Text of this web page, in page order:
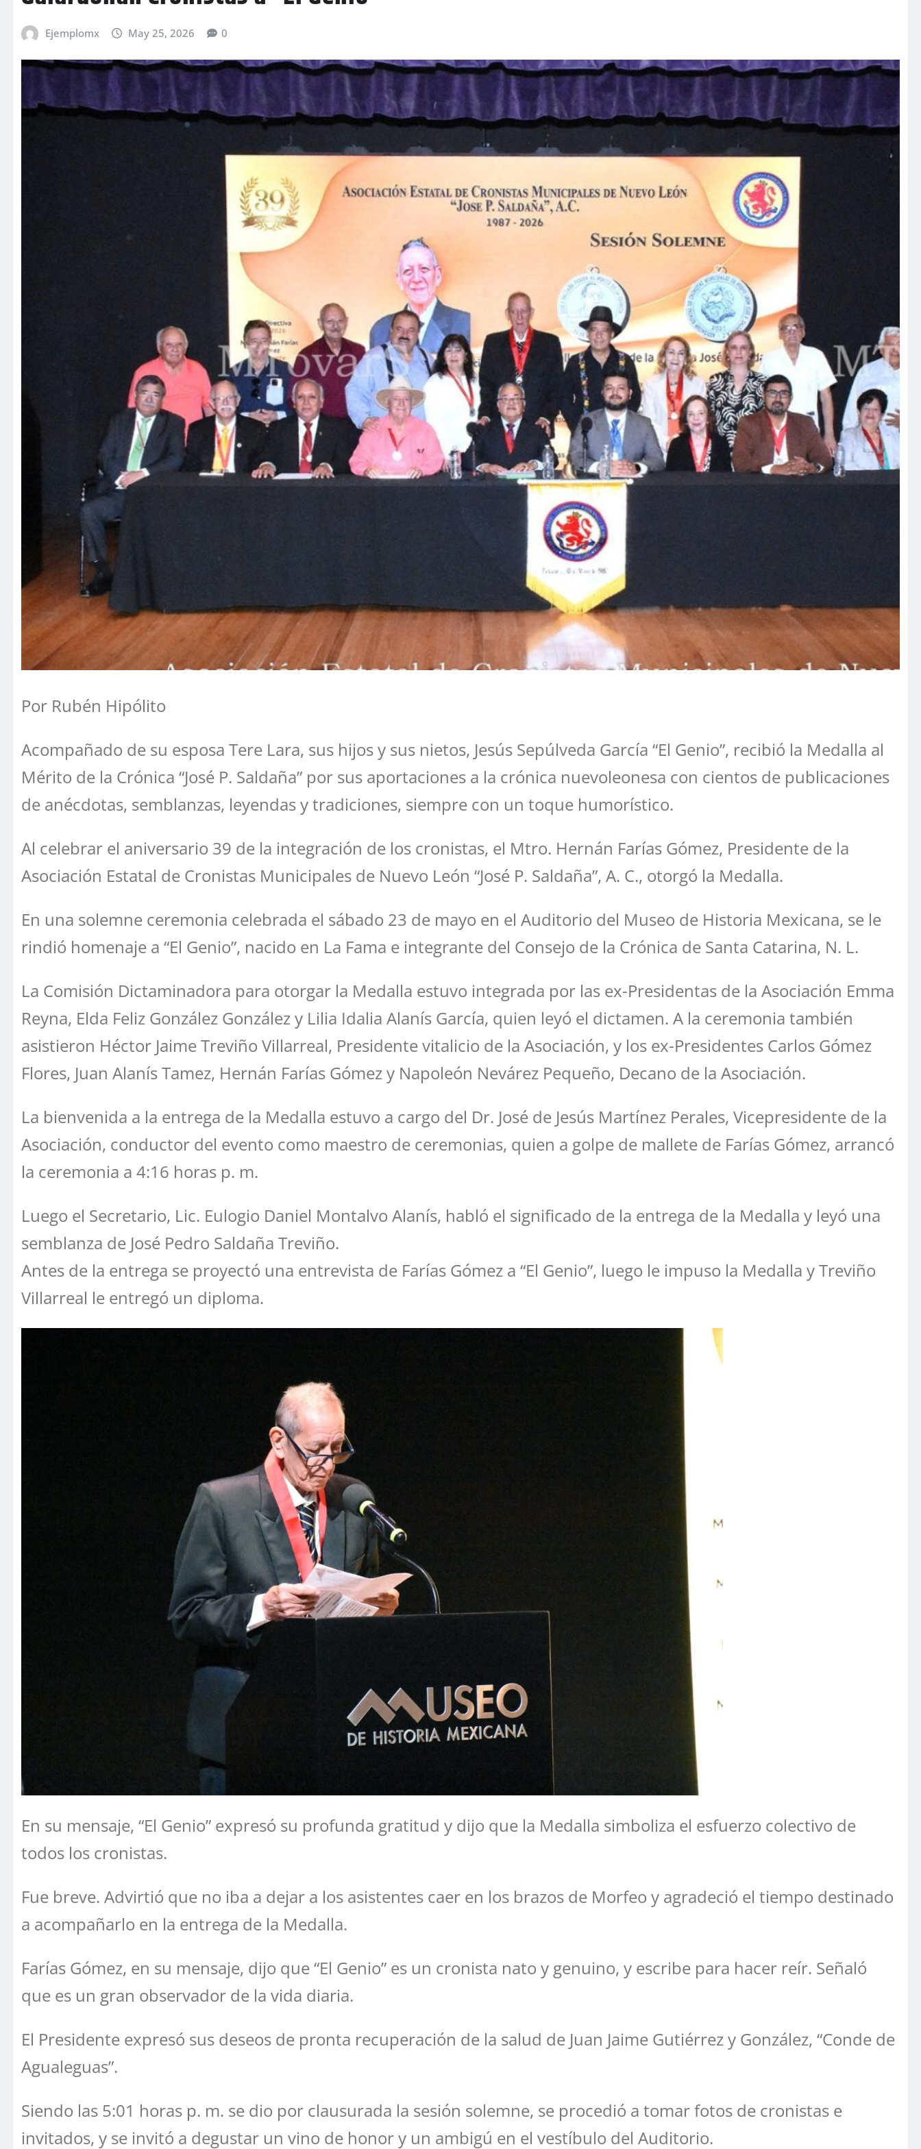
Ejemplomx May 25, 2026 0
Por Rubén Hipólito
Acompañado de su esposa Tere Lara, sus hijos y sus nietos, Jesús Sepúlveda García “El Genio”, recibió la Medalla al
Mérito de la Crónica “José P. Saldaña” por sus aportaciones a la crónica nuevoleonesa con cientos de publicaciones
de anécdotas, semblanzas, leyendas y tradiciones, siempre con un toque humorístico.
Al celebrar el aniversario 39 de la integración de los cronistas, el Mtro. Hernán Farías Gómez, Presidente de la
Asociación Estatal de Cronistas Municipales de Nuevo León “José P. Saldaña”, A. C., otorgó la Medalla.
En una solemne ceremonia celebrada el sábado 23 de mayo en el Auditorio del Museo de Historia Mexicana, se le
rindió homenaje a “El Genio”, nacido en La Fama e integrante del Consejo de la Crónica de Santa Catarina, N. L.
La Comisión Dictaminadora para otorgar la Medalla estuvo integrada por las ex-Presidentas de la Asociación Emma
Reyna, Elda Feliz González González y Lilia Idalia Alanís García, quien leyó el dictamen. A la ceremonia también
asistieron Héctor Jaime Treviño Villarreal, Presidente vitalicio de la Asociación, y los ex-Presidentes Carlos Gómez
Flores, Juan Alanís Tamez, Hernán Farías Gómez y Napoleón Nevárez Pequeño, Decano de la Asociación.
La bienvenida a la entrega de la Medalla estuvo a cargo del Dr. José de Jesús Martínez Perales, Vicepresidente de la
Asociación, conductor del evento como maestro de ceremonias, quien a golpe de mallete de Farías Gómez, arrancó
la ceremonia a 4:16 horas p. m.
Luego el Secretario, Lic. Eulogio Daniel Montalvo Alanís, habló el significado de la entrega de la Medalla y leyó una
semblanza de José Pedro Saldaña Treviño.
Antes de la entrega se proyectó una entrevista de Farías Gómez a “El Genio”, luego le impuso la Medalla y Treviño
Villarreal le entregó un diploma.
En su mensaje, “El Genio” expresó su profunda gratitud y dijo que la Medalla simboliza el esfuerzo colectivo de
todos los cronistas.
Fue breve. Advirtió que no iba a dejar a los asistentes caer en los brazos de Morfeo y agradeció el tiempo destinado
a acompañarlo en la entrega de la Medalla.
Farías Gómez, en su mensaje, dijo que “El Genio” es un cronista nato y genuino, y escribe para hacer reír. Señaló
que es un gran observador de la vida diaria.
El Presidente expresó sus deseos de pronta recuperación de la salud de Juan Jaime Gutiérrez y González, “Conde de
Agualeguas”.
Siendo las 5:01 horas p. m. se dio por clausurada la sesión solemne, se procedió a tomar fotos de cronistas e
invitados, y se invitó a degustar un vino de honor y un ambigú en el vestíbulo del Auditorio.